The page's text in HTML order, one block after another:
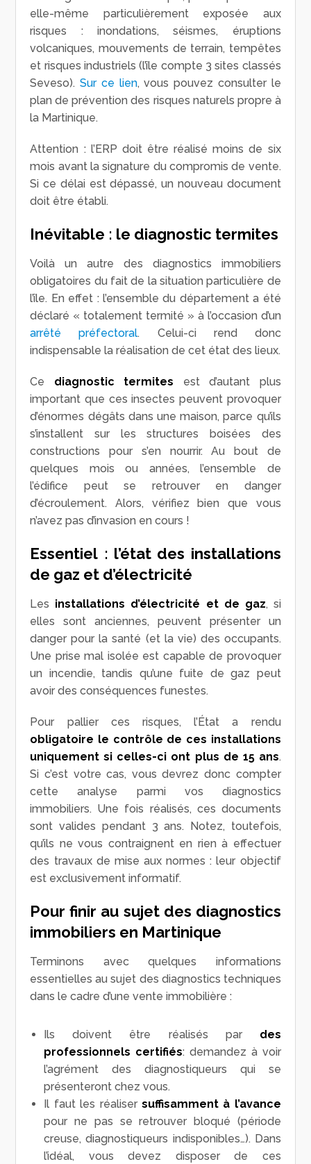
elle-même particulièrement exposée aux
risques : inondations, séismes, éruptions
volcaniques, mouvements de terrain, tempêtes
et risques industriels (l’île compte 3 sites classés
Seveso).Sur ce lien, vous pouvez consulter le
plan de prévention des risques naturels propre à
la Martinique.
Attention : l’ERP doit être réalisé moins de six
mois avant la signature du compromis de vente.
Si ce délai est dépassé, un nouveau document
doit être établi.
Inévitable : le diagnostic termites
Voilà un autre des diagnostics immobiliers
obligatoires du fait de la situation particulière de
l’île. En effet : l’ensemble du département a été
déclaré « totalement termité » à l’occasion d’un
arrêté préfectoral. Celui-ci rend donc
indispensable la réalisation de cet état des lieux.
Ce diagnostic termites est d’autant plus
important que ces insectes peuvent provoquer
d’énormes dégâts dans une maison, parce qu’ils
s’installent sur les structures boisées des
constructions pour s’en nourrir. Au bout de
quelques mois ou années, l’ensemble de
l’édifice peut se retrouver en danger
d’écroulement. Alors, vérifiez bien que vous
n’avez pas d’invasion en cours !
Essentiel : l’état des installations
de gaz et d’électricité
Les installations d’électricité et de gaz, si
elles sont anciennes, peuvent présenter un
danger pour la santé (et la vie) des occupants.
Une prise mal isolée est capable de provoquer
un incendie, tandis qu’une fuite de gaz peut
avoir des conséquences funestes.
Pour pallier ces risques, l’État a rendu
obligatoire le contrôle de ces installations
uniquement si celles-ci ont plus de 15 ans.
Si c’est votre cas, vous devrez donc compter
cette analyse parmi vos diagnostics
immobiliers. Une fois réalisés, ces documents
sont valides pendant 3 ans. Notez, toutefois,
qu’ils ne vous contraignent en rien à effectuer
des travaux de mise aux normes : leur objectif
est exclusivement informatif.
Pour finir au sujet des diagnostics
immobiliers en Martinique
Terminons avec quelques informations
essentielles au sujet des diagnostics techniques
dans le cadre d’une vente immobilière :
Ils doivent être réalisés par des
professionnels certifiés: demandez à voir
l’agrément des diagnostiqueurs qui se
présenteront chez vous.
Il faut les réaliser suffisamment à l’avance
pour ne pas se retrouver bloqué (période
creuse, diagnostiqueurs indisponibles…). Dans
l’idéal, vous devez disposer de ces